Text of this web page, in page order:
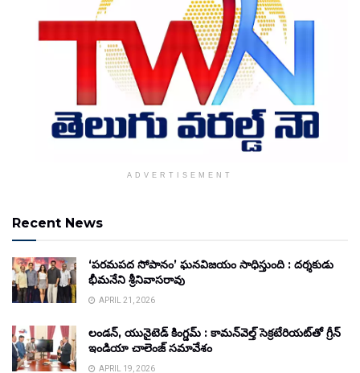
ADVERTISEMENT
Recent News
‘పరమపద సోపానం’ ఘనవిజయం సాధిస్తుంది : దర్శకుడు
భీమనేని శ్రీనివాసరావు
APRIL 21, 2026
లండన్, యునైటెడ్ కింగ్డమ్ : కామన్‌వెల్త్ సెక్రటేరియట్‌తో గ్రీన్
ఇండియా చాలెంజ్ సమావేశం
APRIL 19, 2026